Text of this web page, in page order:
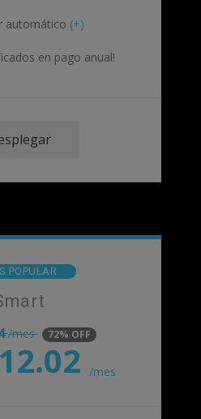
automático (+)
en pago anual!
POPULAR
/mes 72% OFF
12.02 /mes